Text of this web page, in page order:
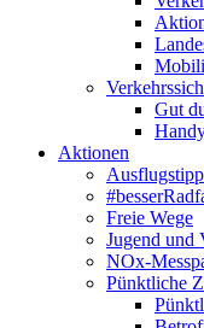
Gut
Aktionen
Freie Wege
Jugend und
NOx-
Pünktliche